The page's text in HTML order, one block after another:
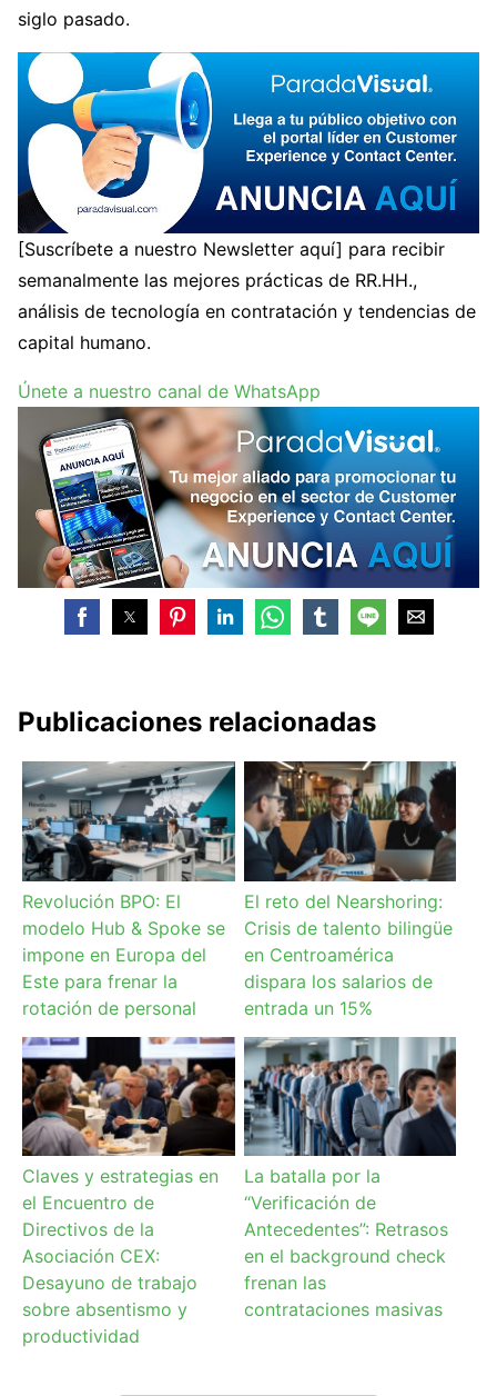
siglo pasado.
[Suscríbete a nuestro Newsletter aquí] para recibir
semanalmente las mejores prácticas de RR.HH.,
análisis de tecnología en contratación y tendencias de
capital humano.
Únete a nuestro canal de WhatsApp
Publicaciones relacionadas
Revolución BPO: El
modelo Hub & Spoke se
impone en Europa del
Este para frenar la
rotación de personal
El reto del Nearshoring:
Crisis de talento bilingüe
en Centroamérica
dispara los salarios de
entrada un 15%
Claves y estrategias en
el Encuentro de
Directivos de la
Asociación CEX:
Desayuno de trabajo
sobre absentismo y
productividad
La batalla por la
“Verificación de
Antecedentes”: Retrasos
en el background check
frenan las
contrataciones masivas